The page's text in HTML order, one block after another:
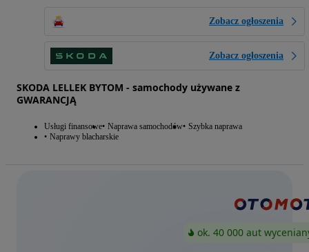
Zobacz ogłoszenia
Zobacz ogłoszenia
SKODA LELLEK BYTOM - samochody używane z
GWARANCJĄ
Usługi finansowe Naprawa samochodów Szybka naprawa
Naprawy blacharskie
ok. 40 000 aut